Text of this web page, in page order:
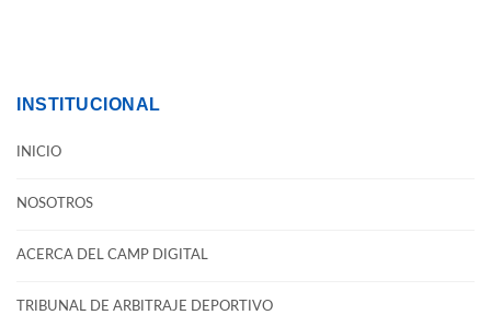
INSTITUCIONAL
INICIO
NOSOTROS
ACERCA DEL CAMP DIGITAL
TRIBUNAL DE ARBITRAJE DEPORTIVO